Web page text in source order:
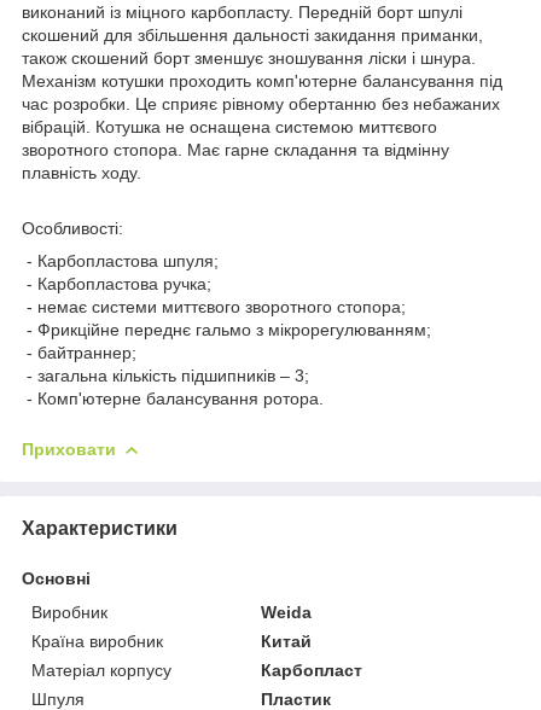
виконаний із міцного карбопласту. Передній борт шпулі
скошений для збільшення дальності закидання приманки,
також скошений борт зменшує зношування ліски і шнура.
Механізм котушки проходить комп'ютерне балансування під
час розробки. Це сприяє рівному обертанню без небажаних
вібрацій. Котушка не оснащена системою миттєвого
зворотного стопора. Має гарне складання та відмінну
плавність ходу.
Особливості:
- Карбопластова шпуля;
- Карбопластова ручка;
- немає системи миттєвого зворотного стопора;
- Фрикційне переднє гальмо з мікрорегулюванням;
- байтраннер;
- загальна кількість підшипників – 3;
- Комп'ютерне балансування ротора.
Приховати
Характеристики
Основні
Виробник
Weida
Країна виробник
Китай
Матеріал корпусу
Карбопласт
Шпуля
Пластик